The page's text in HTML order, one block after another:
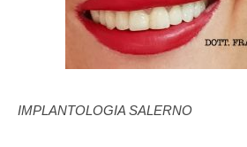
IMPLANTOLOGIA SALERNO